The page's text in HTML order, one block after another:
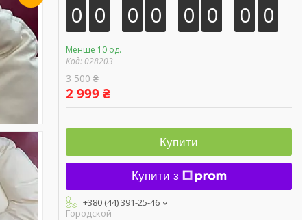
0 0 0 0 0 0 0 0
Менше 10 од.
Код: 028203
3 500 ₴
2 999 ₴
Купити
Купити з
+380 (44) 391-25-46
Городской